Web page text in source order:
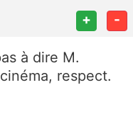
+ -
à dire M.
respect.